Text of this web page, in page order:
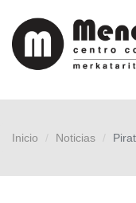
Inicio Noticias